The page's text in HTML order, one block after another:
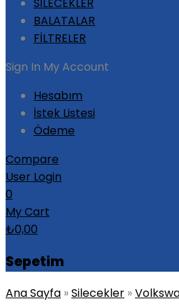
BALATALAR
FİLTRELER
Sign In My Account
Hesabım
İstek Listesi
Ödeme
Compare
User Login
0
My Cart
₺0,00
Sepetim
Ana Sayfa »Silecekler »